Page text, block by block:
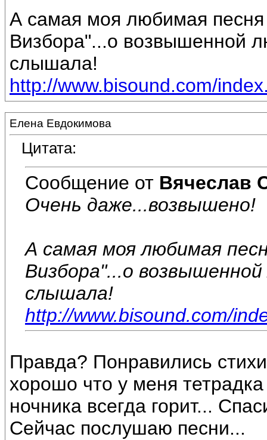
А самая моя любимая
Визбора"...о возвышенной
слышала!
http://www.bisound.com/
Елена Евдокимова
Цитата:
Сообщение от Вячеслав
Очень даже...возвышено!
А самая моя любимая
Визбора"...о
слышала!
http://www.bisound.com/
Правда? Понравились
хорошо что у меня
ночника всегда горит...
Сейчас послушаю песни...